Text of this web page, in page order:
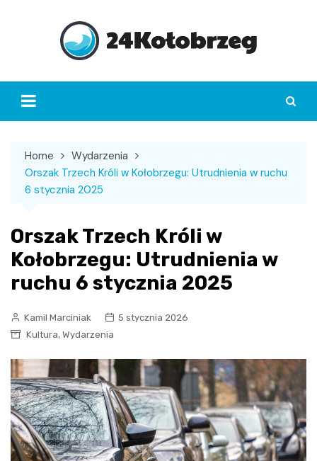
Home
Wydarzenia
Orszak Trzech Króli w Kołobrzegu: Utrudnienia w ruchu
6 stycznia 2025
Orszak Trzech Króli w
Kołobrzegu: Utrudnienia w
ruchu 6 stycznia 2025
Kamil Marciniak
5 stycznia 2026
Kultura, Wydarzenia